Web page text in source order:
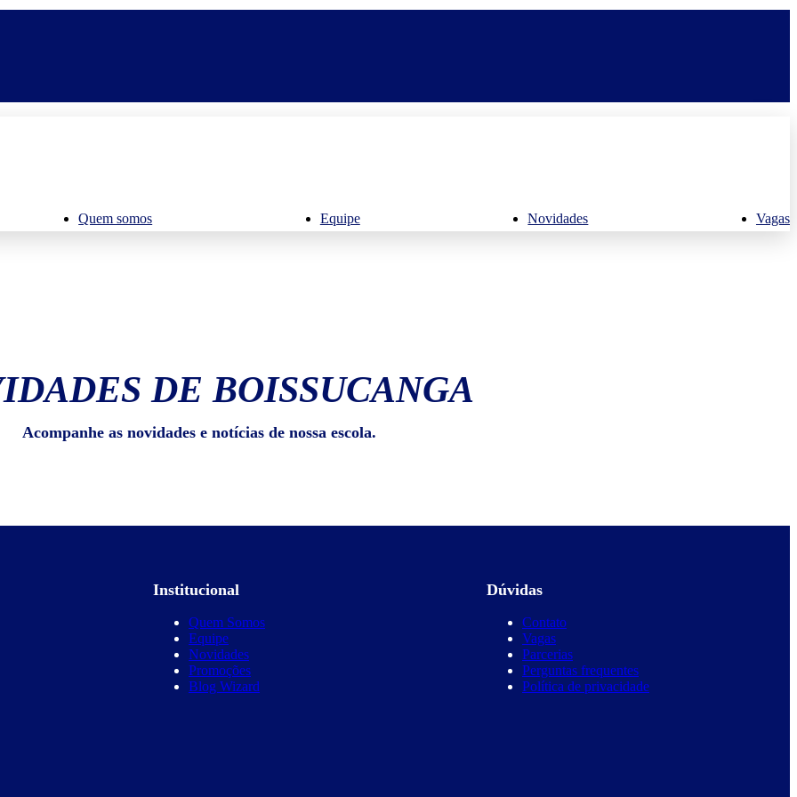
Quem somos Equipe Novidades Vagas
DE BOISSUCANGA
Acompanhe as novidades e notícias de nossa escola.
Institucional
Quem Somos
Equipe
Novidades
Promoções
Blog Wizard
Dúvidas
Contato
Vagas
Parcerias
Perguntas frequentes
Política de privacidade